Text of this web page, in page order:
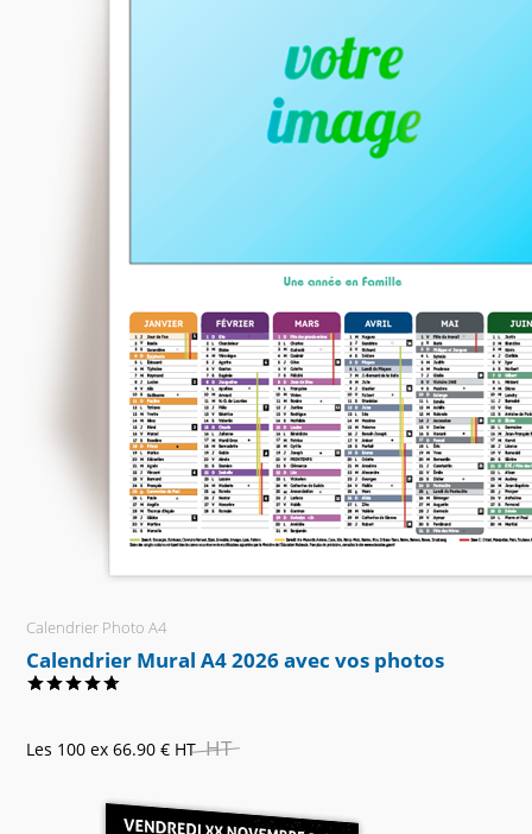
Calendrier Photo A4
Calendrier Mural A4 2026 avec vos photos
Les 100 ex 66.90 € HT HT